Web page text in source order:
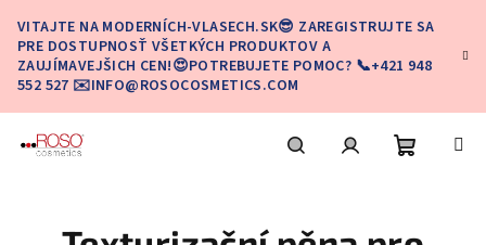
obsah
VITAJTE NA MODERNÍCH-VLASECH.SK😎 ZAREGISTRUJTE SA
PRE DOSTUPNOSŤ VŠETKÝCH PRODUKTOV A
ZAUJÍMAVEJŠICH CEN!😍POTREBUJETE POMOC? 📞+421 948
552 527 ✉️INFO@ROSOCOSMETICS.COM